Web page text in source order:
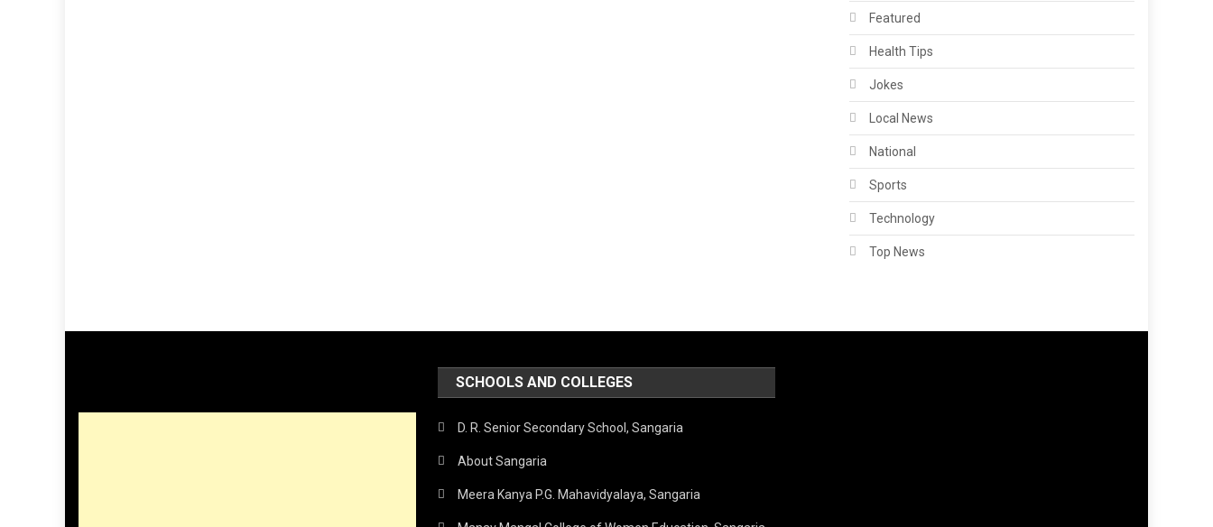
Featured
Health Tips
Jokes
Local News
National
Sports
Technology
Top News
SCHOOLS AND COLLEGES
D. R. Senior Secondary School, Sangaria
About Sangaria
Meera Kanya P.G. Mahavidyalaya, Sangaria